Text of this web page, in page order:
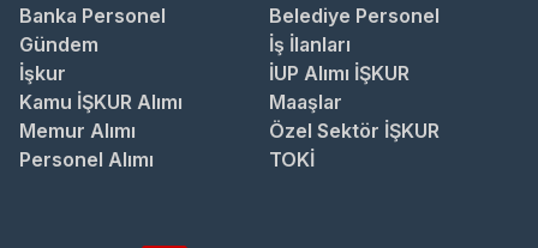
Banka Personel
Belediye Personel
Gündem
İş İlanları
İşkur
İUP Alımı İŞKUR
Kamu İŞKUR Alımı
Maaşlar
Memur Alımı
Özel Sektör İŞKUR
Personel Alımı
TOKİ